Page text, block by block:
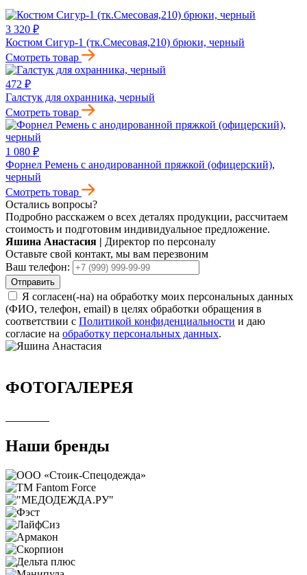
3 320 ₽
Костюм Сигур-1 (тк.Смесовая,210) брюки, черный
Смотреть товар
472 ₽
Галстук для охранника, черный
Смотреть товар
1 080 ₽
Форнел Ремень с анодированной пряжкой (офицерский),
черный
Смотреть товар
Остались вопросы?
Подробно расскажем о всех деталях продукции, рассчитаем
стоимость и подготовим индивидуальное предложение.
Яшина Анастасия | Директор по персоналу
Оставьте свой контакт, мы вам перезвоним
Ваш телефон:
Отправить
Я согласен(-на) на обработку моих персональных данных
(ФИО, телефон, email) в целях обработки обращения в
соответствии с Политикой конфиденциальности и даю
согласие на обработку персональных данных.
ФОТОГАЛЕРЕЯ
Наши бренды